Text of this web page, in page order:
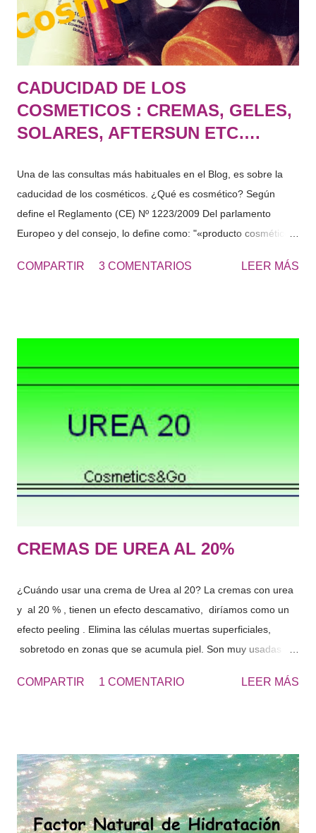
continúa con el tratamiento aplicando una crema de URE...
CADUCIDAD DE LOS
COSMETICOS : CREMAS, GELES,
SOLARES, AFTERSUN ETC….
Una de las consultas más habituales en el Blog, es sobre la
caducidad de los cosméticos. ¿Qué es cosmético? Según
define el Reglamento (CE) Nº 1223/2009 Del parlamento
Europeo y del consejo, lo define como: "«producto cosmético»:
con las partes superficiales del cuerpo humano (epidermis,
los olores corporales." De lo que más usamos normalmente:
Jabón, gel de baño, champú, suavizante, limpiador facial,
tónico, hidratante corporal, espuma de afeitar, antiarrugas,
crema de manos, desmaquillante, rimel, labial, colorete,
intimo, serum facial, mascarilla, exfoliantes, colonia etc….
Hace tiempo os hab...
COMPARTIR 3 COMENTARIOS LEER MÁS
CREMAS DE UREA AL 20%
¿Cuándo usar una crema de Urea al 20? La cremas con urea
y al 20 % , tienen un efecto descamativo, diríamos como un
efecto peeling . Elimina las células muertas superficiales,
sobretodo en zonas que se acumula piel. Son muy usadas
pies... zonas ásperas de la piel. El resultado es una piel más
de durezas, que se producen con el roce de los zapatos.
“Obtendrás unos pies suaves todo el año y sin avergonzarte
de lucir pies en verano.” Los pies secos tienden a acumular
más suciedad, cuando vas con las sandalias, se ven los pies
COMPARTIR 1 COMENTARIO LEER MÁS